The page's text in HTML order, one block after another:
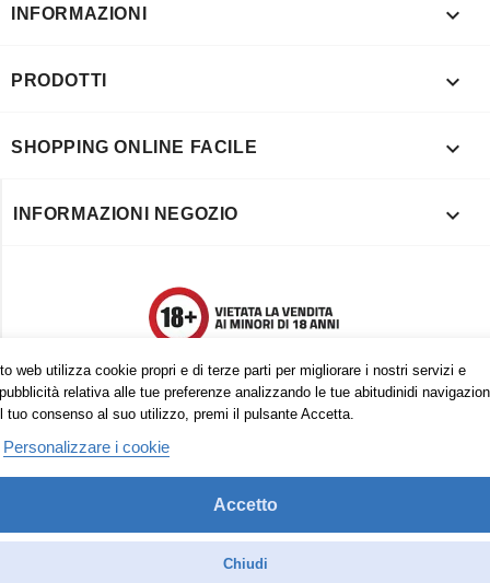
web utilizza cookie propri e di terze parti per migliorare i nostri servizi e
relativa alle tue preferenze analizzando le tue abitudinidi
tuo consenso al suo utilizzo, premi il pulsante Accetta.
Personalizzare i cookie
Accetto
Chiudi
INFORMAZIONI 
PRODOTTI 
SHOPPING ONLINE FACILE 
INFORMAZIONI NEGOZIO 
Trovaci anche su: